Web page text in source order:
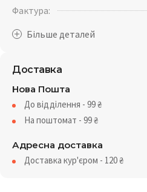
Фактура:
Доставка
Нова Пошта
До відділення - 99₴
На поштомат - 99₴
Адресна доставка
Доставка кур'єром - 120₴